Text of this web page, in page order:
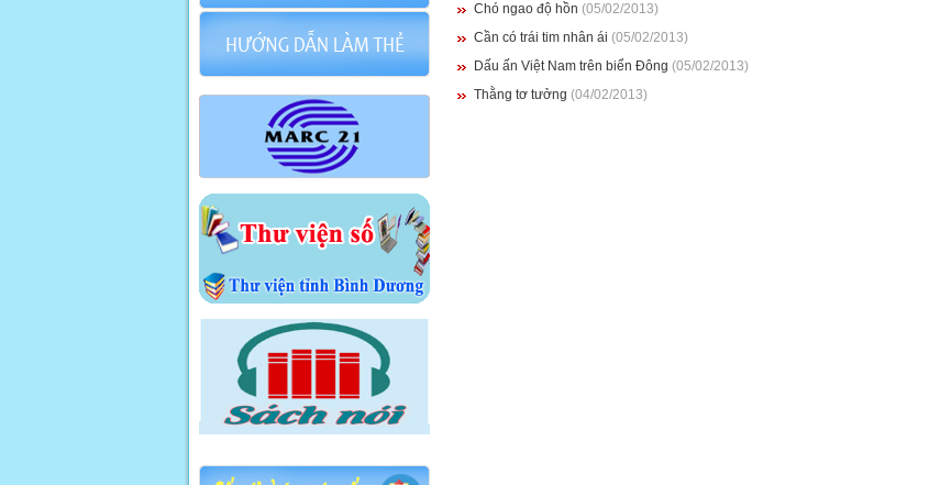
Chó ngao độ hồn (05/02/2013)
Cần có trái tim nhân ái (05/02/2013)
Dấu ấn Việt Nam trên biển Đông (05/02/2013)
Thằng tơ tưởng (04/02/2013)